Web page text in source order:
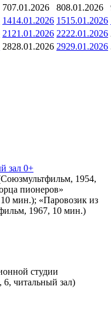
707.01.2026 808.01.2026
1414.01.2026 1515.01.2026
21 21.01.2026 2222.01.2026
2828.01.2026 2929.01.2026
зал 0+
1954,
пионеров»
мин.); «Паровозик из
1967, 10 мин.)
студии
читальный зал)